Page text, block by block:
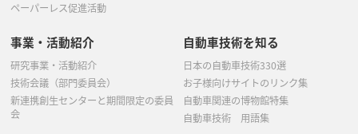
ペーパーレス促進活動
事業・活動紹介
研究事業・活動紹介
技術会議（部門委員会）
新連携創生センターと期間限定の委員
会
自動車技術を知る
日本の自動車技術330選
お子様向けサイトのリンク集
自動車関連の博物館特集
自動車技術 用語集